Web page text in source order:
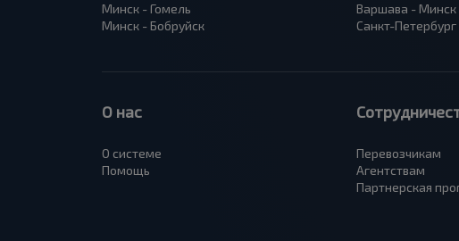
Минск - Гомель
Минск - Бобруйск
Варшава - Минск
Санкт-
О нас
О системе
Помощь
Перевозчикам
Агентствам
Партнерская